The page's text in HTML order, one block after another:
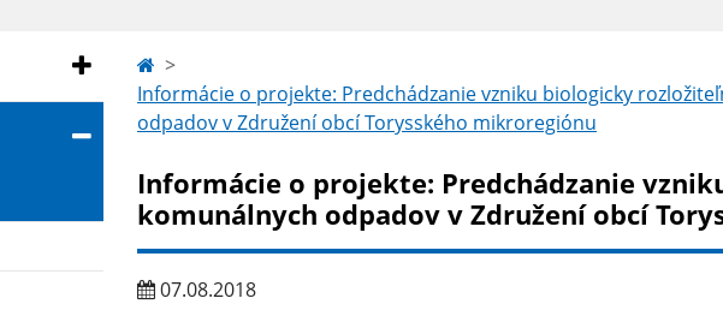
Informácie o projekte: Predchádzanie vzniku biologicky
odpadov v Združení obcí Torysského mikroregiónu
Informácie o projekte: Predchádzanie
komunálnych odpadov v Združení obcí
07.08.2018